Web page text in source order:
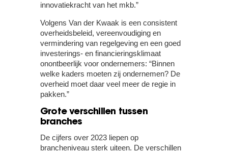
innovatiekracht van het mkb.”
Volgens Van der Kwaak is een consistent
overheidsbeleid, vereenvoudiging en
vermindering van regelgeving en een goed
investerings- en financieringsklimaat
onontbeerlijk voor ondernemers: “Binnen
welke kaders moeten zij ondernemen? De
overheid moet daar veel meer de regie in
pakken.”
Grote verschillen tussen
branches
De cijfers over 2023 liepen op
brancheniveau sterk uiteen. De verschillen